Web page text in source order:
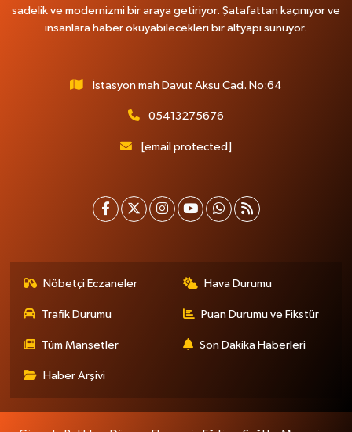
sadelik ve modernizmi bir araya getiriyor. Şatafattan kaçınıyor ve
insanlara haber okuyabilecekleri bir altyapı sunuyor.
İstasyon mah Davut Aksu Cad. No:64
05413275676
[email protected]
Nöbetçi Eczaneler Hava Durumu
Trafik Durumu Puan Durumu ve Fikstür
Tüm Manşetler Son Dakika Haberleri
Haber Arşivi